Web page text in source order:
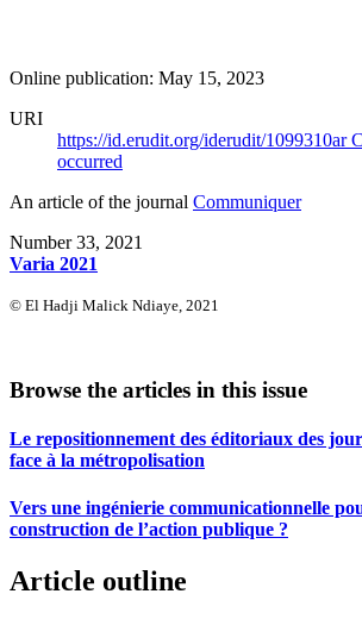
Online publication: May 15, 2023
URI
https://id.erudit.org/iderudit/1099310ar
occurred
An article of the journal Communiquer
Number 33, 2021
Varia 2021
© El Hadji Malick Ndiaye, 2021
Browse the articles in this issue
Le repositionnement des éditoriaux des
face à la métropolisation
Vers une ingénierie communicationnelle
construction de l’action publique ?
Article outline